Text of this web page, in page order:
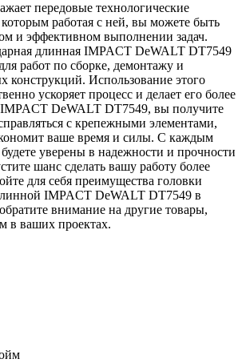
передовые технологические
работая с ней, вы можете быть
и эффективном выполнении задач.
длинная IMPACT DeWALT DT7549
работ по сборке, демонтажу и
конструкций. Использование этого
ускоряет процесс и делает его более
DeWALT DT7549, вы получите
с крепежными элементами,
ваше время и силы. С каждым
уверены в надежности и прочности
шанс сделать вашу работу более
для себя преимущества головки
IMPACT DeWALT DT7549 в
внимание на другие товары,
в ваших проектах.